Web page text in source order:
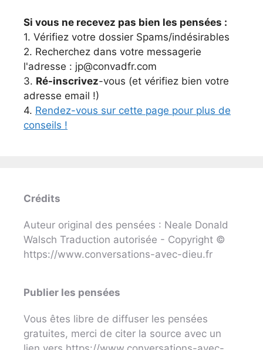
Si vous ne recevez pas bien les pensées :
1. Vérifiez votre dossier Spams/indésirables
2. Recherchez dans votre messagerie
l'adresse : jp@convadfr.com
3. Ré-inscrivez-vous (et vérifiez bien votre
adresse email !)
4. Rendez-vous sur cette page pour plus de
conseils !
Crédits
Auteur original des pensées : Neale Donald
Walsch Traduction autorisée - Copyright ©
https://www.conversations-avec-dieu.fr
Publier les pensées
Vous êtes libre de diffuser les pensées
gratuites, merci de citer la source avec un